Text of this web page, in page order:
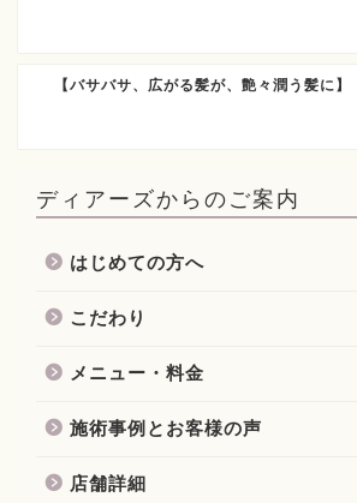
【バサバサ、広がる髪が、艶々潤う髪に】
ディアーズからのご案内
はじめての方へ
こだわり
メニュー・料金
施術事例とお客様の声
店舗詳細